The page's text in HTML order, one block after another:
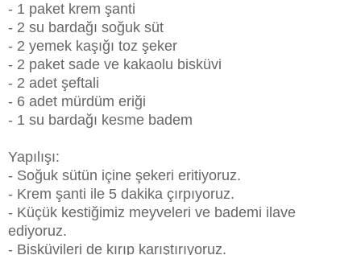
- 1 paket krem şanti
- 2 su bardağı soğuk süt
- 2 yemek kaşığı toz şeker
- 2 paket sade ve kakaolu bisküvi
- 2 adet şeftali
- 6 adet mürdüm eriği
- 1 su bardağı kesme badem
Yapılışı:
- Soğuk sütün içine şekeri eritiyoruz.
- Krem şanti ile 5 dakika çırpıyoruz.
- Küçük kestiğimiz meyveleri ve bademi ilave
ediyoruz.
- Bisküvileri de kırıp karıştırıyoruz.